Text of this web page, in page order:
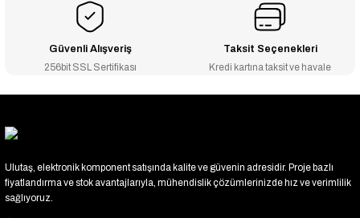
Güvenli Alışveriş
256bit SSL Sertifikası
Taksit Seçenekleri
Kredi kartına taksit ve havale
Ulutaş, elektronik komponent satışında kalite ve güvenin adresidir. Proje bazlı
fiyatlandırma ve stok avantajlarıyla, mühendislik çözümlerinizde hız ve verimlilik
sağlıyoruz.